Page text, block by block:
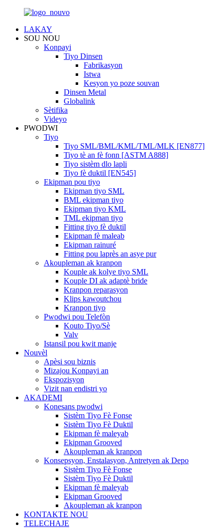
LAKAY
SOU NOU
Konpayi
Tiyo Dinsen
Fabrikasyon
Istwa
Kesyon yo poze souvan
Dinsen Metal
Globalink
Sètifika
Videyo
PWODWI
Tiyo
Tiyo SML/BML/KML/TML/MLK [EN877]
Tiyo tè an fè fonn [ASTM A888]
Tiyo sistèm dlo lapli
Tiyo fè duktil [EN545]
Ekipman pou tiyo
Ekipman tiyo SML
BML ekipman tiyo
Ekipman tiyo KML
TML ekipman tiyo
Fitting tiyo fè duktil
Ekipman fè maleab
Ekipman rainuré
Fitting pou laprès an asye pur
Akoupleman ak kranpon
Kouple ak kolye tiyo SML
Kouple DI ak adaptè bride
Kranpon reparasyon
Klips kawoutchou
Kranpon tiyo
Pwodwi pou Telefòn
Kouto Tiyo/Sè
Valv
Istansil pou kwit manje
Nouvèl
Apèsi sou biznis
Mizajou Konpayi an
Ekspozisyon
Vizit nan endistri yo
AKADEMI
Konesans pwodwi
Sistèm Tiyo Fè Fonse
Sistèm Tiyo Fè Duktil
Ekipman fè maleyab
Ekipman Grooved
Akoupleman ak kranpon
Konsepsyon, Enstalasyon, Antretyen ak Depo
Sistèm Tiyo Fè Fonse
Sistèm Tiyo Fè Duktil
Ekipman fè maleyab
Ekipman Grooved
Akoupleman ak kranpon
KONTAKTE NOU
TELECHAJE